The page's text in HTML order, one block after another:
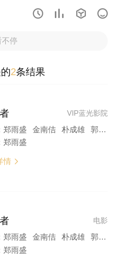
   
2条结果
VIP蓝光影院
郑雨盛 金南佶 朴成雄 郭度沅 金俊翰
郑雨盛
情 
电影
郑雨盛 金南佶 朴成雄 郭度沅 金俊翰
郑雨盛